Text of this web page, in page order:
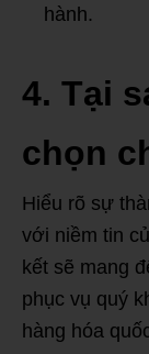
hành.
4. Tại
chọn
Hiểu rõ sự
với niềm tin
kết sẽ mang
phục vụ quý
hàng hóa